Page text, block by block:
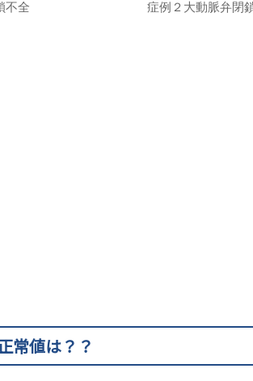
不全 症例２大動脈弁閉
常値は？？